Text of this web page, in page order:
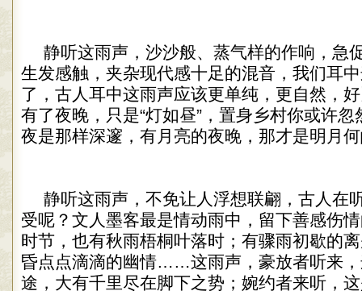
静听这雨声，沙沙般、蒸气样的作响，急
生发感触，夹杂现代感十足的混音，我们耳
了，古人耳中这雨声应该更单纯，更自然，
有了夜晚，只是“灯如昼”，置身乡村你或许
夜是那样深邃，有月亮的夜晚，那才是明月
静听这雨声，不免让人浮想联翩，古人在
受呢？文人墨客最是情动雨中，留下善感伤
时节，也有秋雨梧桐叶落时；有骤雨初歇的
昏点点滴滴的幽情……这雨声，豪放者听来
途，大有千里尽在脚下之势；婉约者来听，